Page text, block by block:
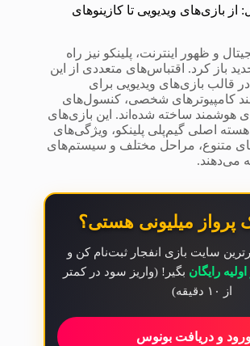
از بازی‌های ویدیویی تا کازینوهای
و ظهور اینترنت، پلینکو نیز راه
باز کرد. اقتباس‌های متعددی از این
قالب بازی‌های ویدیویی برای
کامپیوترهای شخصی، کنسول‌های
هوشمند ساخته شده‌اند. این بازی‌های
اصلی گیم‌پلی پلینکو، ویژگی‌های
متنوع، مراحل مختلف و سیستم‌های
می‌دهند.
پرواز میلیونی هستی؟
سایت بازی انفجار ثبت‌نام کن و
بگیر! (واریز سود در کمتر
از ۱۰ دقیقه)
و دریافت بونوس